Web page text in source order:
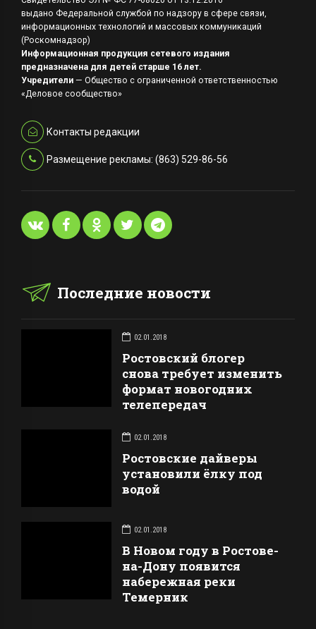
выдано Федеральной службой по надзору в сфере связи,
информационных технологий и массовых коммуникаций
(Роскомнадзор)
Информационная продукция сетевого издания
предназначена для детей старше 16 лет.
Учредители — Общество с ограниченной ответственностью
«Деловое сообщество»
Контакты редакции
Размещение рекламы: (863) 529-86-56
Последние новости
02.01.2018
Ростовский блогер
снова требует изменить
формат новогодних
телепередач
02.01.2018
Ростовские дайверы
установили ёлку под
водой
02.01.2018
В Новом году в Ростове-
на-Дону появится
набережная реки
Темерник